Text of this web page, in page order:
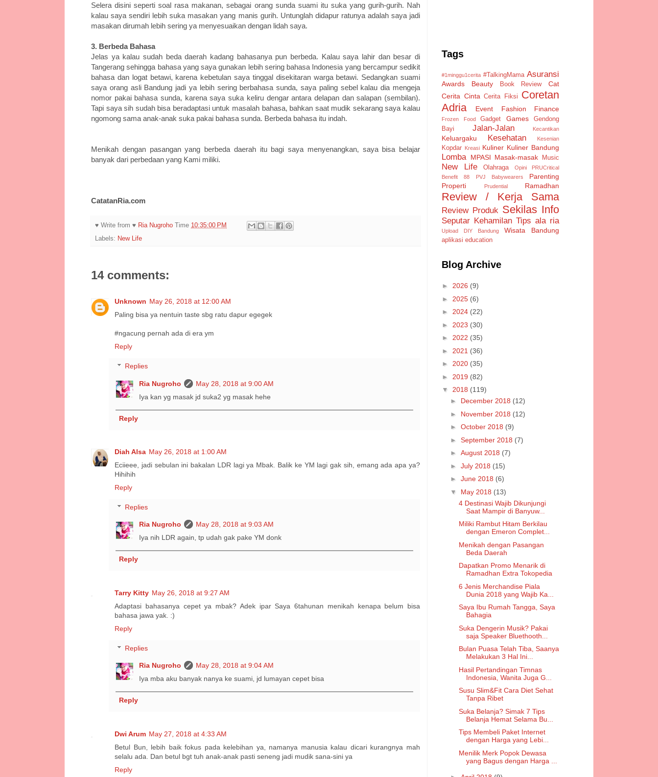
Selera disini seperti soal rasa makanan, sebagai orang sunda suami itu suka yang gurih-gurih. Nah
kalau saya sendiri lebih suka masakan yang manis gurih. Untunglah didapur ratunya adalah saya jadi
masakan dirumah lebih sering ya menyesuaikan dengan lidah saya.
3. Berbeda Bahasa
Jelas ya kalau sudah beda daerah kadang bahasanya pun berbeda. Kalau saya lahir dan besar di
Tangerang sehingga bahasa yang saya gunakan lebih sering bahasa Indonesia yang bercampur sedikit
bahasa dan logat betawi, karena kebetulan saya tinggal disekitaran warga betawi. Sedangkan suami
saya orang asli Bandung jadi ya lebih sering berbahasa sunda, saya paling sebel kalau dia mengeja
nomor pakai bahasa sunda, karena saya suka keliru dengar antara delapan dan salapan (sembilan).
Tapi saya sih sudah bisa beradaptasi untuk masalah bahasa, bahkan saat mudik sekarang saya kalau
ngomong sama anak-anak suka pakai bahasa sunda. Berbeda bahasa itu indah.
Menikah dengan pasangan yang berbeda daerah itu bagi saya menyenangkan, saya bisa belajar
banyak dari perbedaan yang Kami miliki.
CatatanRia.com
♥ Write from ♥ Ria Nugroho Time 10:35:00 PM
Labels: New Life
14 comments:
Unknown May 26, 2018 at 12:00 AM
Paling bisa ya nentuin taste sbg ratu dapur egegek
#ngacung pernah ada di era ym
Reply
Replies
Ria Nugroho
May 28, 2018 at 9:00 AM
Iya kan yg masak jd suka2 yg masak hehe
Reply
Diah Alsa May 26, 2018 at 1:00 AM
Eciieee, jadi sebulan ini bakalan LDR lagi ya Mbak. Balik ke YM lagi gak sih, emang ada apa ya?
Hihihih
Reply
Replies
Ria Nugroho
May 28, 2018 at 9:03 AM
Iya nih LDR again, tp udah gak pake YM donk
Reply
Tarry Kitty May 26, 2018 at 9:27 AM
Adaptasi bahasanya cepet ya mbak? Adek ipar Saya 6tahunan menikah kenapa belum bisa
bahasa jawa yak. :)
Reply
Replies
Ria Nugroho
May 28, 2018 at 9:04 AM
Iya mba aku banyak nanya ke suami, jd lumayan cepet bisa
Reply
Dwi Arum May 27, 2018 at 4:33 AM
Betul Bun, lebih baik fokus pada kelebihan ya, namanya manusia kalau dicari kurangnya mah
selalu ada. Dan betul bgt tuh anak-anak pasti seneng jadi mudik sana-sini ya
Reply
Tags
#1minggu1cerita #TalkingMama Asuransi
Awards Beauty Book Review
Cat
Cerita Cinta Cerita Fiksi
Coretan
Adria
Event Fashion Finance
Frozen Food Gadget Games
Gendong
Bayi
Jalan-Jalan Kecantikan
Keluargaku Kesehatan Kesenian
Kopdar Kreasi Kuliner Kuliner Bandung
Lomba MPASI Masak-masak Music
New Life Olahraga Opini
PRUCritical
Benefit 88
PVJ Babywearers
Parenting
Properti
Prudential Ramadhan
Review / Kerja Sama
Review Produk Sekilas Info
Seputar Kehamilan Tips ala ria
Upload DIY Bandung Wisata Bandung
aplikasi education
Blog Archive
► 2026 (9)
► 2025 (6)
► 2024 (22)
► 2023 (30)
► 2022 (35)
► 2021 (36)
► 2020 (35)
► 2019 (82)
▼ 2018 (119)
► December 2018 (12)
► November 2018 (12)
► October 2018 (9)
► September 2018 (7)
► August 2018 (7)
► July 2018 (15)
► June 2018 (6)
▼ May 2018 (13)
4 Destinasi Wajib Dikunjungi
Saat Mampir di Banyuw...
Miliki Rambut Hitam Berkilau
dengan Emeron Complet...
Menikah dengan Pasangan
Beda Daerah
Dapatkan Promo Menarik di
Ramadhan Extra Tokopedia
6 Jenis Merchandise Piala
Dunia 2018 yang Wajib Ka...
Saya Ibu Rumah Tangga, Saya
Bahagia
Suka Dengerin Musik? Pakai
saja Speaker Bluethooth...
Bulan Puasa Telah Tiba, Saanya
Melakukan 3 Hal Ini...
Hasil Pertandingan Timnas
Indonesia, Wanita Juga G...
Susu Slim&Fit Cara Diet Sehat
Tanpa Ribet
Suka Belanja? Simak 7 Tips
Belanja Hemat Selama Bu...
Tips Membeli Paket Internet
dengan Harga yang Lebi...
Menilik Merk Popok Dewasa
yang Bagus dengan Harga ...